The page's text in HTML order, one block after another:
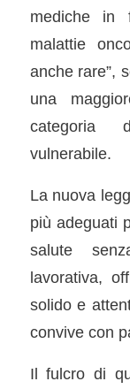
mediche in
malattie
anche rare”,
una
categoria
vulnerabile.
La nuova
più adeguati
salute
lavorativa,
solido e
convive con
Il fulcro di